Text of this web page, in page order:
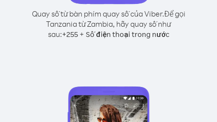
Quay số từ bàn phím quay số của Viber.Để gọi
Tanzania từ Zambia, hãy quay số như
sau:+255+ Số điện thoại trong nước